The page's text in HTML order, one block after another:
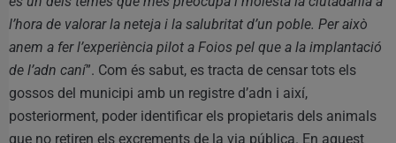
l’hora de valorar la neteja i la salubritat d’un poble. Per això
anem a fer l’experiència pilot a Foios pel que a la implantació
de l’adn caní”. Com és sabut, es tracta de censar tots els
gossos del municipi amb un registre d’adn i així,
posteriorment, poder identificar els propietaris dels animals
que no retiren els excrements de la via pública. En aquest